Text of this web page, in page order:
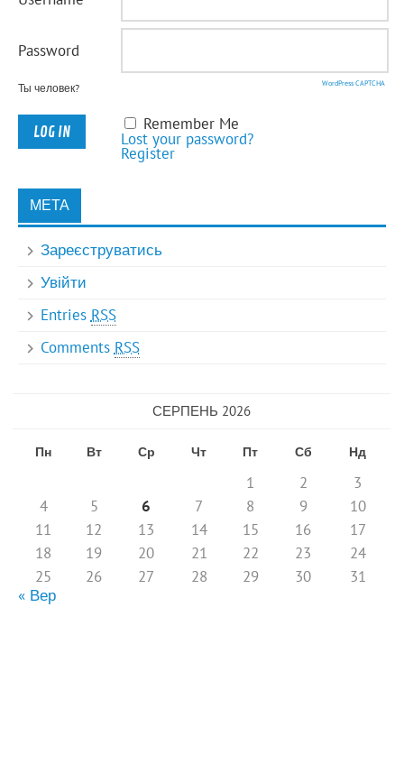
Password
Ты человек? WordPress CAPTCHA
Remember Me
Lost your password?
Register
МЕТА
Зареєструватись
Увійти
Entries RSS
Comments RSS
СЕРПЕНЬ 2026
Пн Вт Ср Чт Пт Сб Нд
1 2
3
4
5 6 7 8 9
10
11
12 13 14 15 16
17
18
19 20 21 22 23
24
25
26 27 28 29 30
31
« Вер